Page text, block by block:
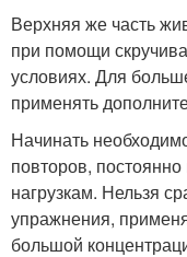
Верхняя же часть
при помощи
условиях. Для
применять
Начинать
повторов,
нагрузкам. Нельзя
упражнения,
большой